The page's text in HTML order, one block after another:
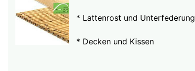
* Lattenrost und Unterfederung
* Decken und Kissen